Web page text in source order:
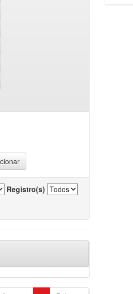
Registro(s)